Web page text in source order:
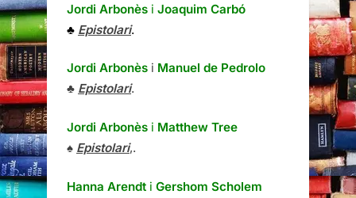
Jordi Arbonès i Joaquim Carbó
♣ Epistolari.
Jordi Arbonès i Manuel de Pedrolo
♣ Epistolari.
Jordi Arbonès i Matthew Tree
♠ Epistolari,.
Hanna Arendt i Gershom Scholem